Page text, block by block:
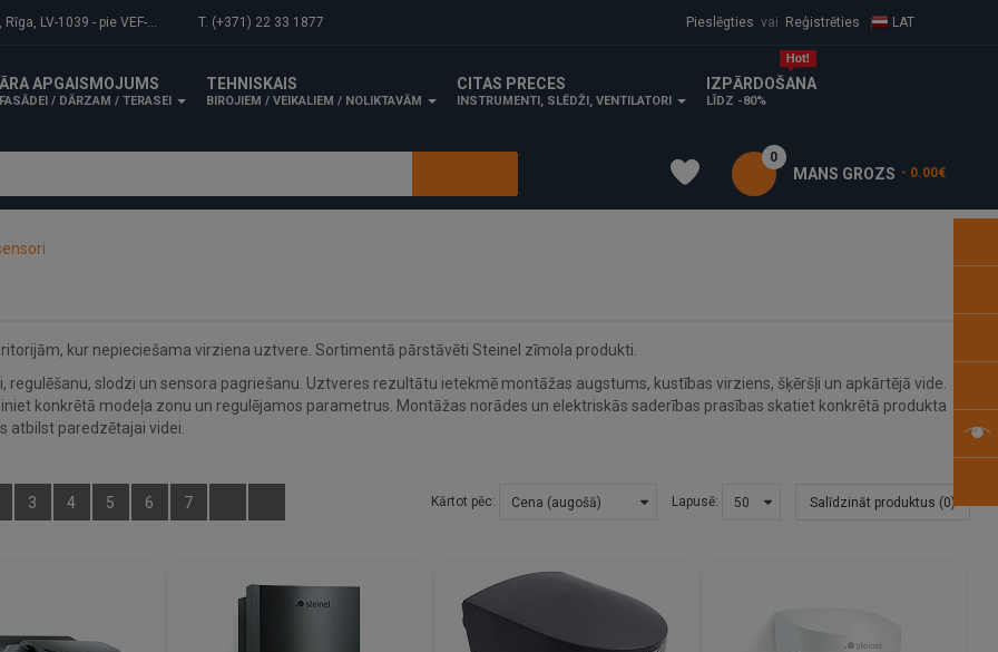
1039 - pie VEF-Gaisa tilta. T. (+371) 22 33 1877 Pieslēgties vai Reģistrēties LAT
ĀRA APGAISMOJUMS
FASĀDEI / DĀRZAM / TERASEI
TEHNISKAIS
BIROJIEM / VEIKALIEM / NOLIKTAVĀM
CITAS PRECES
INSTRUMENTI, SLĒDŽI, VENTILATORI
IZPĀRDOŠANA
LĪDZ -80%
MANS GROZS
0
- 0.00€
kur nepieciešama virziena uztvere. Sortimentā pārstāvēti Steinel zīmola produkti.
slodzi un sensora pagriešanu. Uztveres rezultātu ietekmē montāžas augstums, kustības virziens, šķēršļi un apkārtējā vide.
konkrētā modeļa zonu un regulējamos parametrus. Montāžas norādes un elektriskās saderības prasības skatiet konkrētā produkta
atbilst paredzētajai videi.
3 4 5 6 7 Kārtot pēc: Lapusē: Salīdzināt produktus (0)